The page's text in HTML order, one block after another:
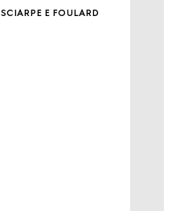
sciarpe e foulard